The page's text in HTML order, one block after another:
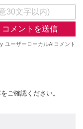
ご確認ください。